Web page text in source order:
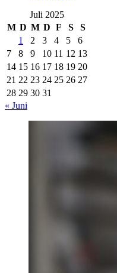
Juli 2025
M D M D F S
S
1
2 3 4 5
6
7
8 9 10 11 12 13
14 15 16 17 18 19 20
21 22 23 24 25 26 27
28 29 30 31
« Juni